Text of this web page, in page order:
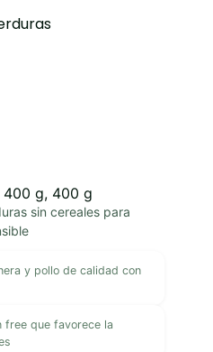
g, 400 g
sin cereales para
y pollo de calidad con
free que favorece la